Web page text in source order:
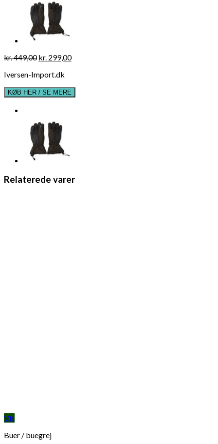
kr.449,00 Original
was:
kr. 299,00Current
Iversen-Import.dk
KØB HER / SE MERE
Relaterede varer
Vis
Buer / buegrej